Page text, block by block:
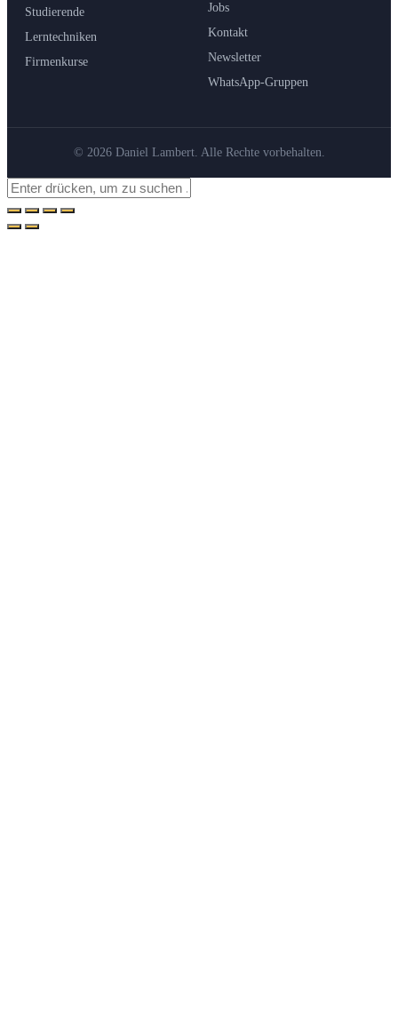
Studierende
Lerntechniken
Firmenkurse
Jobs
Kontakt
Newsletter
WhatsApp-Gruppen
© 2026 Daniel Lambert. Alle Rechte vorbehalten.